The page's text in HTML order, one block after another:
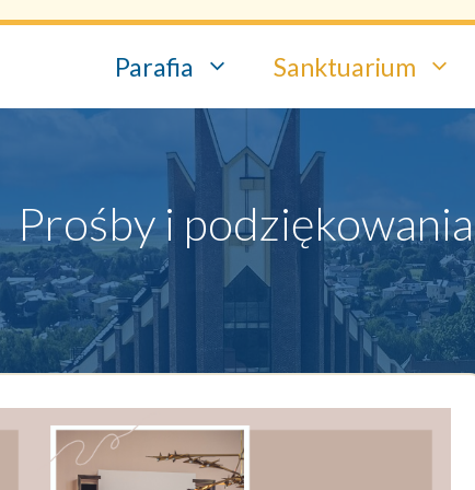
Parafia Sanktuarium
Prośby i podziękowania